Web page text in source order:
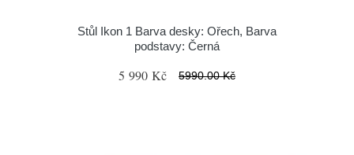
Stůl Ikon 1 Barva desky: Ořech, Barva
podstavy: Černá
5 990 Kč 5990.00 Kč